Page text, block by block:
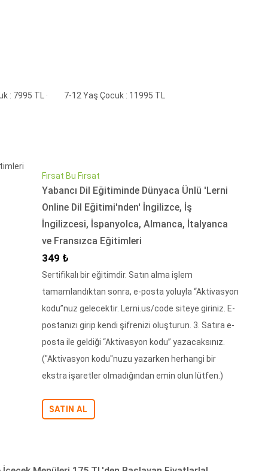
: 7995 TL · 7-12 Yaş Çocuk : 11995 TL
Fırsat Bu Fırsat
Yabancı Dil Eğitiminde Dünyaca Ünlü 'Lerni
Online Dil Eğitimi'nden' İngilizce, İş
İngilizcesi, İspanyolca, Almanca, İtalyanca
ve Fransızca Eğitimleri
İndirimli Fiyat
349 ₺
Sertifikalı bir eğitimdir. Satın alma işlem
tamamlandıktan sonra, e-posta yoluyla “Aktivasyon
kodu”nuz gelecektir. Lerni.us/code siteye giriniz. E-
postanızı girip kendi şifrenizi oluşturun. 3. Satıra e-
posta ile geldiği “Aktivasyon kodu” yazacaksınız.
("Aktivasyon kodu"nuzu yazarken herhangi bir
ekstra işaretler olmadığından emin olun lütfen.)
SATIN AL